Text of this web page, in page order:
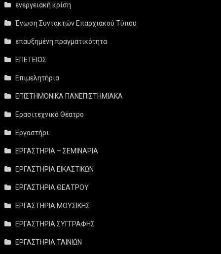
ενεργειακή κρίση
Ένωση Συντακτών Επαρχιακού Τύπου
επαυξημένη πραγματικότητα
ΕΠΕΤΕΙΟΣ
Επιμελητήρια
ΕΠΙΣΤΗΜΟΝΙΚΑ ΠΑΝΕΠΙΣΤΗΜΙΑΚΑ
Ερασιτεχνικό Θέατρο
Εργαστήρι
ΕΡΓΑΣΤΗΡΙΑ – ΣΕΜΙΝΑΡΙΑ
ΕΡΓΑΣΤΗΡΙΑ ΕΙΚΑΣΤΙΚΩΝ
ΕΡΓΑΣΤΗΡΙΑ ΘΕΑΤΡΟΥ
ΕΡΓΑΣΤΗΡΙΑ ΜΟΥΣΙΚΗΣ
ΕΡΓΑΣΤΗΡΙΑ ΣΥΓΓΡΑΦΗΣ
ΕΡΓΑΣΤΗΡΙΑ ΤΑΙΝΙΩΝ